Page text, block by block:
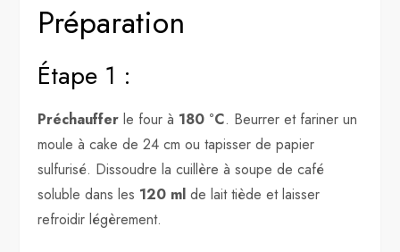
Préparation
Étape 1 :
Préchauffer le four à 180 °C. Beurrer et fariner un
moule à cake de 24 cm ou tapisser de papier
sulfurisé. Dissoudre la cuillère à soupe de café
soluble dans les 120 ml de lait tiède et laisser
refroidir légèrement.